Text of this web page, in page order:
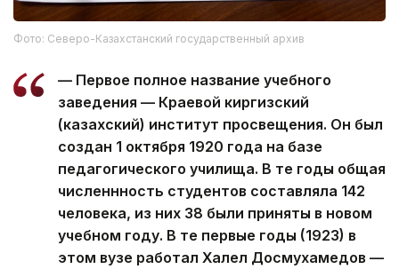
Фото: Северо-Казахстанский государственный архив
— Первое полное название учебного
заведения — Краевой киргизский
(казахский) институт просвещения. Он был
создан 1 октября 1920 года на базе
педагогического училища. В те годы общая
численнность студентов составляла 142
человека, из них 38 были приняты в новом
учебном году. В те первые годы (1923) в
этом вузе работал Халел Досмухамедов —